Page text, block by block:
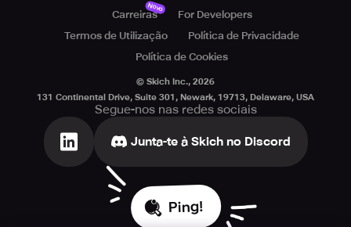
Carreiras
Novo
For Developers
Termos de Utilização
Política de Privacidade
Política de Cookies
© Skich Inc., 2026
131 Continental Drive, Suite 301, Newark, 19713, Delaware, USA
Segue-nos nas redes sociais
Junta-te à Skich no Discord
Ping!